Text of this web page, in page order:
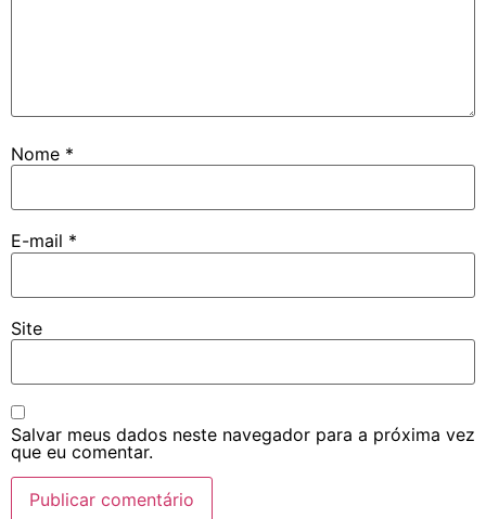
Nome *
E-mail *
Site
Salvar meus dados neste navegador para a próxima vez
que eu comentar.